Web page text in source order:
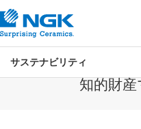
サステナビリティ
知的財